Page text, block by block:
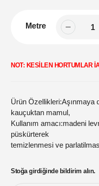
Metre
ürün
NOT: KESİLEN HORTUMLAR
Ürün Özellikleri:Aşınmaya
kauçuktan mamul,
Kullanım amacı:madeni
püskürterek
temizlenmesi ve
Stoğa girdiğinde bildirim alın.